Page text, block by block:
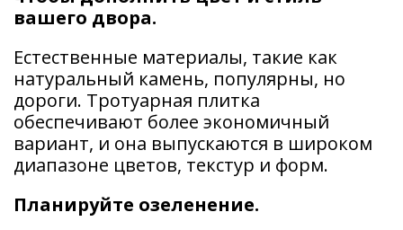
вашего двора.
Естественные материалы, такие как
натуральный камень, популярны, но
дороги. Тротуарная плитка
обеспечивают более экономичный
вариант, и она выпускаются в широком
диапазоне цветов, текстур и форм.
Планируйте озеленение.